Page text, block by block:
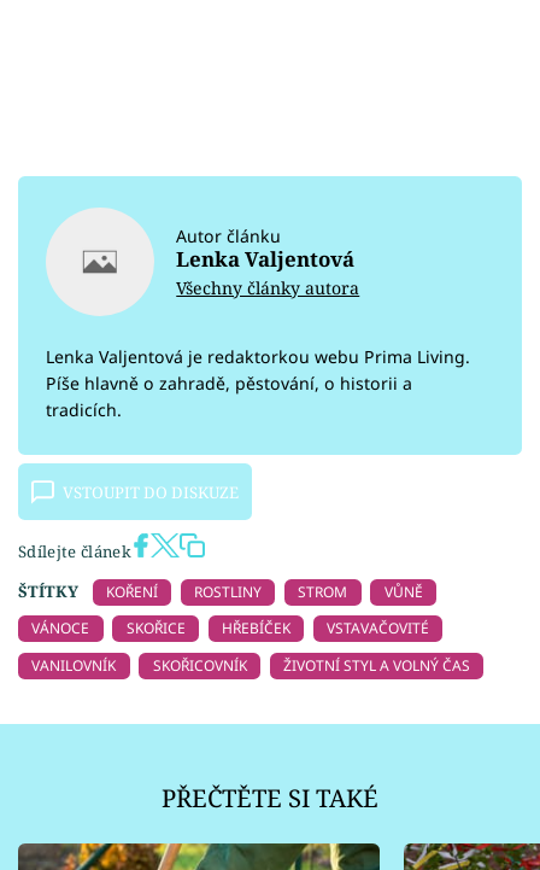
Autor článku
Lenka Valjentová
Všechny články autora
Lenka Valjentová je redaktorkou webu Prima Living.
Píše hlavně o zahradě, pěstování, o historii a
tradicích.
VSTOUPIT DO DISKUZE
Sdílejte článek
ŠTÍTKY
KOŘENÍ ROSTLINY STROM
VŮNĚ
VÁNOCE
SKOŘICE HŘEBÍČEK
VSTAVAČOVITÉ
VANILOVNÍK
SKOŘICOVNÍK ŽIVOTNÍ STYL A VOLNÝ ČAS
PŘEČTĚTE SI TAKÉ